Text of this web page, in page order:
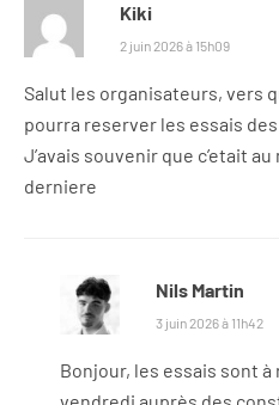
Kiki
2 juin 2026 à 15h09
Salut les organisateurs, vers
pourra reserver les essais
J’avais souvenir que c’etait au
derniere
Nils Martin
3 juin 2026 à 11h42
Bonjour, les essais sont